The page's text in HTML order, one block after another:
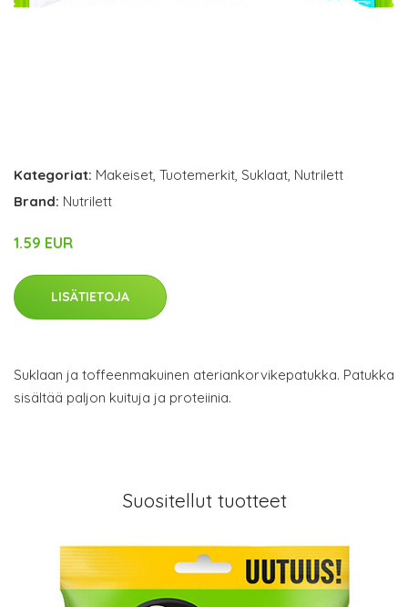
Kategoriat: Makeiset, Tuotemerkit, Suklaat, Nutrilett
Brand: Nutrilett
1.59 EUR
LISÄTIETOJA
Suklaan ja toffeenmakuinen ateriankorvikepatukka. Patukka
sisältää paljon kuituja ja proteiinia.
Suositellut tuotteet